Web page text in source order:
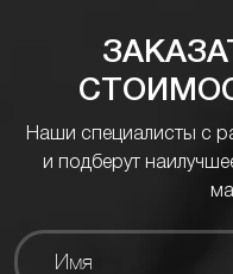
Наши специалисты с
и подберут